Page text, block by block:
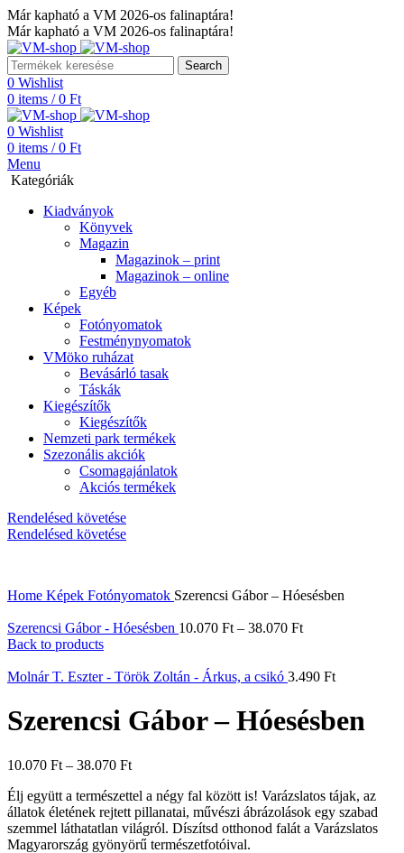
Már kapható a VM 2026-os falinaptára!
Már kapható a VM 2026-os falinaptára!
Search
0 Wishlist
0 items / 0 Ft
0 Wishlist
0 items / 0 Ft
Menu
Kategóriák
Kiadványok
Könyvek
Magazin
Magazinok – print
Magazinok – online
Egyéb
Képek
Fotónyomatok
Festménynyomatok
VMöko ruházat
Bevásárló tasak
Táskák
Kiegészítők
Kiegészítők
Nemzeti park termékek
Szezonális akciók
Csomagajánlatok
Akciós termékek
Rendelésed követése
Rendelésed követése
Home Képek Fotónyomatok Szerencsi Gábor – Hóesésben
Szerencsi Gábor - Hóesésben 10.070 Ft – 38.070 Ft
Back to products
Molnár T. Eszter - Török Zoltán - Árkus, a csikó 3.490 Ft
Szerencsi Gábor – Hóesésben
10.070 Ft – 38.070 Ft
Élj együtt a természettel a négy fal között is! Varázslatos tájak, az
állatok életének rejtett pillanatai, művészi ábrázolások egy szabad
szemmel láthatatlan világról. Díszítsd otthonod falát a Varázslatos
Magyarország gyönyörű természetfotóival.